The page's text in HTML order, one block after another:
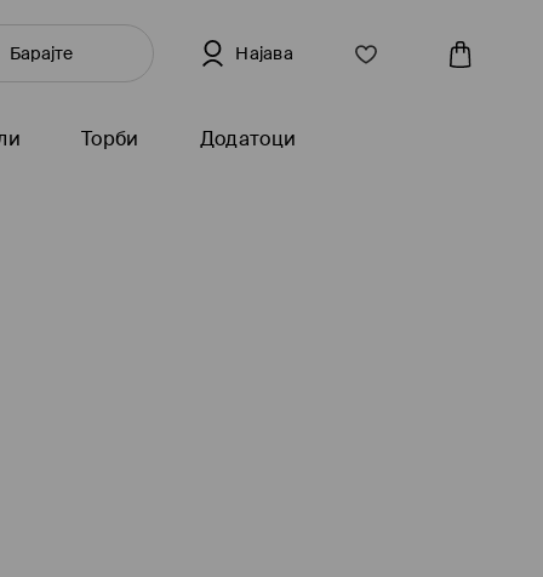
Најава
Торби Додатоци